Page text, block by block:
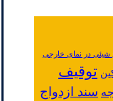
شیئی در نمای خارجی
توقیف
سند ازدواج